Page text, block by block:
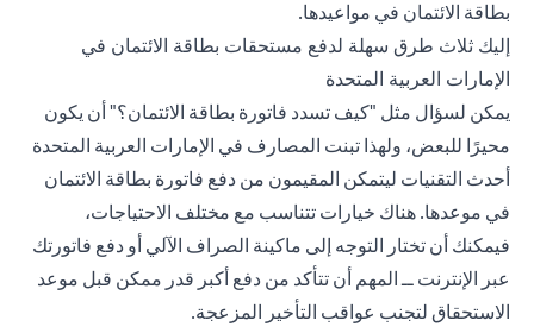
بطاقة الائتمان في مواعيدها.
إليك ثلاث طرق سهلة لدفع مستحقات بطاقة الائتمان في
الإمارات العربية المتحدة
يمكن لسؤال مثل "كيف تسدد فاتورة بطاقة الائتمان؟" أن يكون
محيرًا للبعض، ولهذا تبنت المصارف في الإمارات العربية المتحدة
أحدث التقنيات ليتمكن المقيمون من دفع فاتورة بطاقة الائتمان
في موعدها. هناك خيارات تتناسب مع مختلف الاحتياجات،
فيمكنك أن تختار التوجه إلى ماكينة الصراف الآلي أو دفع فاتورتك
عبر الإنترنت ــ المهم أن تتأكد من دفع أكبر قدر ممكن قبل موعد
الاستحقاق لتجنب عواقب التأخير المزعجة.